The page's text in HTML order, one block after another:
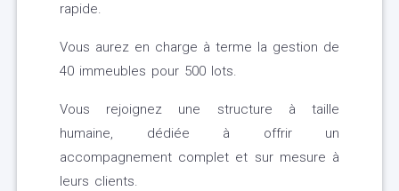
rapide.
Vous aurez en charge à terme la gestion de
40 immeubles pour 500 lots.
Vous rejoignez une structure à taille
humaine, dédiée à offrir un
accompagnement complet et sur mesure à
leurs clients.